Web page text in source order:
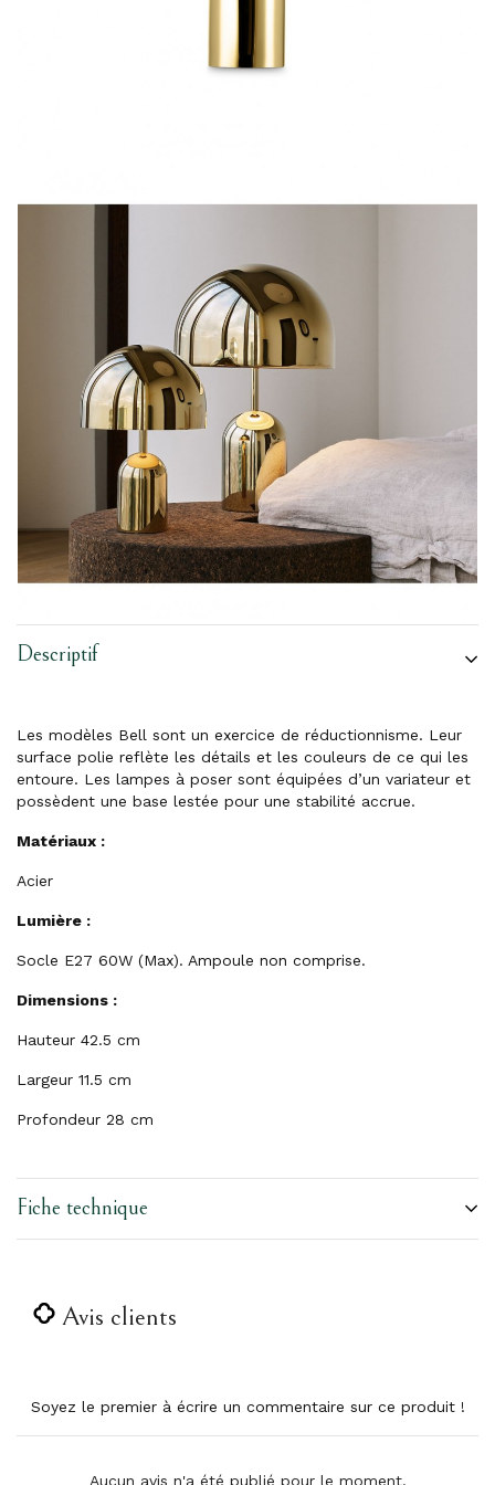
Descriptif
Les modèles Bell sont un exercice de réductionnisme. Leur
surface polie reflète les détails et les couleurs de ce qui les
entoure. Les lampes à poser sont équipées d’un variateur et
possèdent une base lestée pour une stabilité accrue.
Matériaux :
Acier
Lumière :
Socle E27 60W (Max). Ampoule non comprise.
Dimensions :
Hauteur 42.5 cm
Largeur 11.5 cm
Profondeur 28 cm
Fiche technique
Avis clients
Soyez le premier à écrire un commentaire sur ce produit !
Aucun avis n'a été publié pour le moment.